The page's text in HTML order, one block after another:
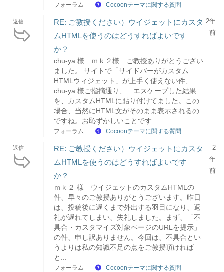
フォーラム Cocoonテーマに関する質問
返信
RE: ご教授ください）ウイジェットにカスタ
ムHTMLを使うのはどうすればよいです
か？
chu-ya 様 ｍｋ２様 ご教授ありがとうござい
ました。 サイトで「サイドバーがカスタム
HTMLウィジェット」が上手く使えない件、
chu-ya 様ご指摘通り、 エスケープした結果
を、カスタムHTMLに貼り付けてました。この
場合、当然にHTML文がそのまま表示されるの
ですね。お恥ずかしいことです...
2年
前
フォーラム Cocoonテーマに関する質問
返信
RE: ご教授ください）ウイジェットにカスタ
ムHTMLを使うのはどうすればよいです
か？
ｍｋ２ 様 ウイジェットのカスタムHTMLの
件、早々のご教授ありがとうございます。昨日
は、投稿後に遅くまで外出する羽目になり、返
礼が遅れてしまい、失礼しました。まず、「不
具合・カスタマイズ対象ページのURLを提示」
の件、申し訳ありません。今回は、不具合とい
うよりは私の知識不足の点をご教授頂ければ
と...
2
年
前
フォーラム Cocoonテーマに関する質問